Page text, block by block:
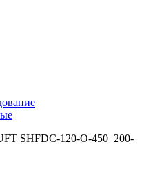
SHFDC-120-O-450_200-